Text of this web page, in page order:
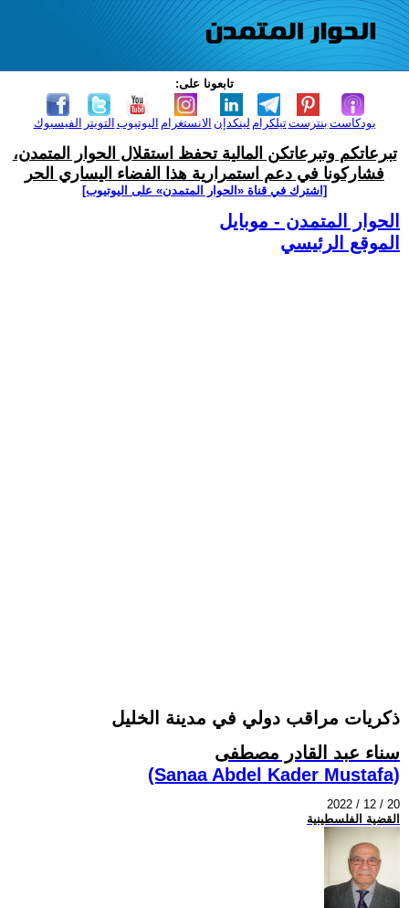
تابعونا على:
الفيسبوك التويتر اليوتيوب الانستغرام لينكدإن تيلكرامبنترست بودكاست
تبرعاتكم وتبرعاتكن المالية تحفظ استقلال الحوار المتمدن،
فشاركونا في دعم استمرارية هذا الفضاء اليساري الحر
[اشترك في قناة ‫«الحوار المتمدن» على اليوتيوب]
الحوار المتمدن - موبايل
الموقع الرئيسي
ذكريات مراقب دولي في مدينة الخليل
سناء عبد القادر مصطفى
(Sanaa Abdel Kader Mustafa)
2022 / 12 / 20
القضية الفلسطينية